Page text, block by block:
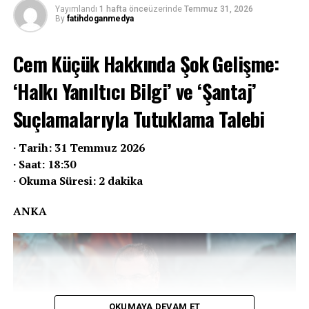
Başlatıldı?
Geçtiğimiz günlerde TGRT Haber ve Türkiye
karşılığı sosyal medya paylaşımları yaptığına ilişkin
ifadeye çağırdı.
Hızlı • Tarafsız • Güvenilir Haber
REKLAM
Yayımlandı 1 hafta önceüzerinde Temmuz 31, 2026
By fatihdoganmedya
Cem Küçük Hakkında Şok Gelişme:
‘Halkı Yanıltıcı Bilgi’ ve ‘Şantaj’
Suçlamalarıyla Tutuklama Talebi
· Tarih: 31 Temmuz 2026
· Saat: 18:30
· Okuma Süresi: 2 dakika
ANKA
OKUMAYA DEVAM ET